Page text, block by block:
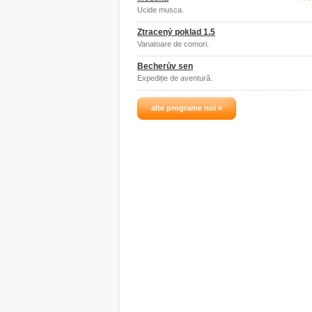
Ucide musca.
Ztracený poklad 1.5
Vanatoare de comori.
Becherův sen
Expediție de aventură.
alte programe noi »